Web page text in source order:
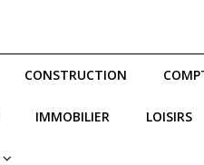
CONSTRUCTION
IMMOBILIER LOISIRS